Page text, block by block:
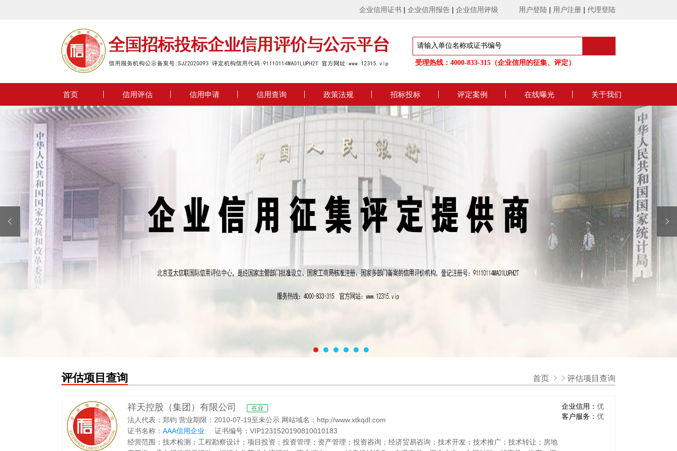
企业信用证书 | 企业信用报告 | 企业信用评级 用户登陆 | 用户注册 | 代理登陆
受理热线：4000-833-315（企业信用的征集、评定）
首页 信用评估 信用申请 信用查询 政策法规 招标投标 评定案例 在线曝光 关于我们
 
评估项目查询 首页 评估项目查询
祥天控股（集团）有限公司 在业
法人代表：郑钧 营业期限：2010-07-19至未公示 网站域名：http://www.xtkqdl.com
证书名称： AAA信用企业
证书编号：VIP1231520190810010183
经营范围：技术检测；工程勘察设计；项目投资；投资管理；资产管理；投资咨询；经济贸易咨询；技术开发；技术推广；技术转让；房地
企业信用：优
客户服务：优